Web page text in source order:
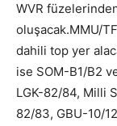
WVR
oluşacak.MMU/
dahili top yer
ise SOM-B1/B2
LGK-82/84, Milli
82/83, GBU-10/